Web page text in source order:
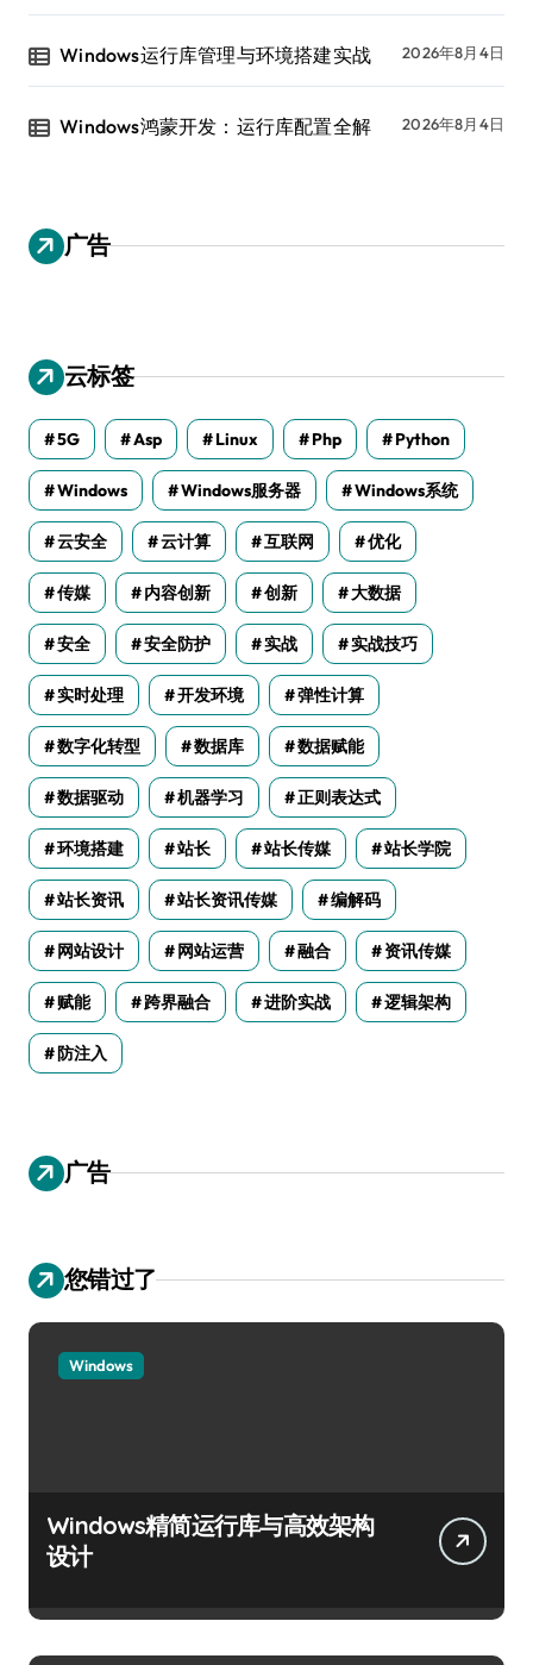
Windows运行库管理与环境搭建实战 2026年8月4日
Windows鸿蒙开发：运行库配置全解 2026年8月4日
广告
云标签
5G Asp Linux Php Python
Windows Windows服务器 Windows系统
云安全 云计算 互联网 优化
传媒 内容创新 创新 大数据
安全 安全防护 实战 实战技巧
实时处理 开发环境 弹性计算
数字化转型 数据库 数据赋能
数据驱动 机器学习 正则表达式
环境搭建 站长 站长传媒 站长学院
站长资讯 站长资讯传媒 编解码
网站设计 网站运营 融合 资讯传媒
赋能 跨界融合 进阶实战 逻辑架构
防注入
广告
您错过了
Windows
Windows精简运行库与高效架构
设计